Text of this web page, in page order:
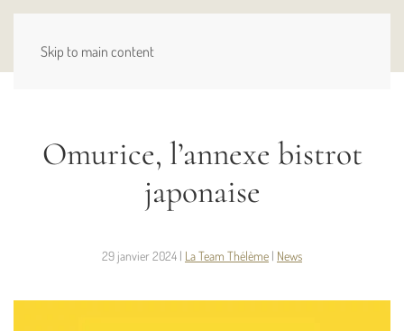
Skip to main content
Omurice, l’annexe bistrot
japonaise
29 janvier 2024 | La Team Thélème | News